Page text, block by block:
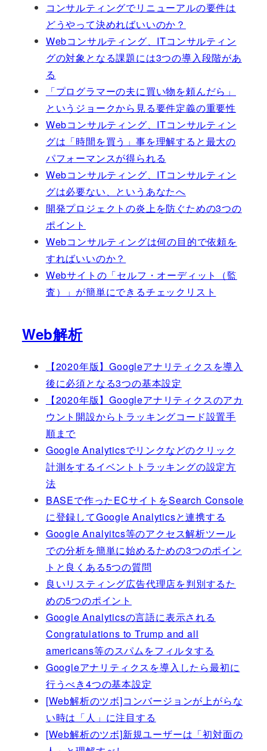
コンサルティングでリニューアルの要件は
どうやって決めればいいのか？
Webコンサルティング、ITコンサルティン
グの対象となる課題には3つの導入段階があ
る
「プログラマーの夫に買い物を頼んだら」
というジョークから見る要件定義の重要性
Webコンサルティング、ITコンサルティン
グは「時間を買う」事を理解すると最大の
パフォーマンスが得られる
Webコンサルティング、ITコンサルティン
グは必要ない、というあなたへ
開発プロジェクトの炎上を防ぐための3つの
ポイント
Webコンサルティングは何の目的で依頼を
すればいいのか？
Webサイトの「セルフ・オーディット（監
査）」が簡単にできるチェックリスト
Web解析
【2020年版】Googleアナリティクスを導入
後に必須となる3つの基本設定
【2020年版】Googleアナリティクスのアカ
ウント開設からトラッキングコード設置手
順まで
Google Analyticsでリンクなどのクリック
計測をするイベントトラッキングの設定方
法
BASEで作ったECサイトをSearch Console
に登録してGoogle Analyticsと連携する
Google Analyitcs等のアクセス解析ツール
での分析を簡単に始めるための3つのポイン
トと良くある5つの質問
良いリスティング広告代理店を判別するた
めの5つのポイント
Google Analyticsの言語に表示される
Congratulations to Trump and all
americans等のスパムをフィルタする
Googleアナリティクスを導入したら最初に
行うべき4つの基本設定
[Web解析のツボ]コンバージョンが上がらな
い時は「人」に注目する
[Web解析のツボ]新規ユーザーは「初対面の